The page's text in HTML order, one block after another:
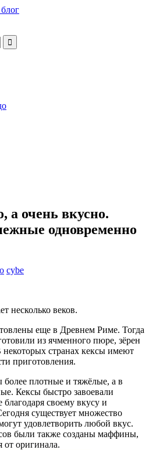
а очень вкусно.
одновременно
cybe
несколько веков.
еще в Древнем Риме. Тогда
из ячменного пюре, зёрен
странах кексы имеют
приготовления.
плотные и тяжёлые, а в
Кексы быстро завоевали
своему вкусу и
существует множество
удовлетворить любой вкус.
были также созданы маффины,
от оригинала.